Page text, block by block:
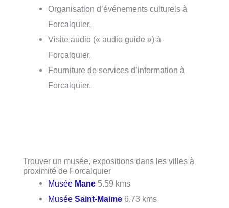
Organisation d’événements culturels à
Forcalquier,
Visite audio (« audio guide ») à
Forcalquier,
Fourniture de services d’information à
Forcalquier.
Trouver un musée, expositions dans les villes à
proximité de Forcalquier
Musée Mane 5.59 kms
MuséeSaint-Maime 6.73 kms